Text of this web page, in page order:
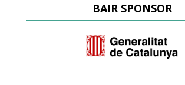
BAIR SPONSOR